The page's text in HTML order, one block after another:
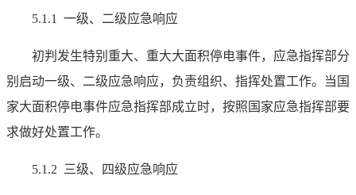
5.1.1 一级、二级应急响应
初判发生特别重大、重大大面积停电事件，应急指挥部分
别启动一级、二级应急响应，负责组织、指挥处置工作。当国
家大面积停电事件应急指挥部成立时，按照国家应急指挥部要
求做好处置工作。
5.1.2 三级、四级应急响应